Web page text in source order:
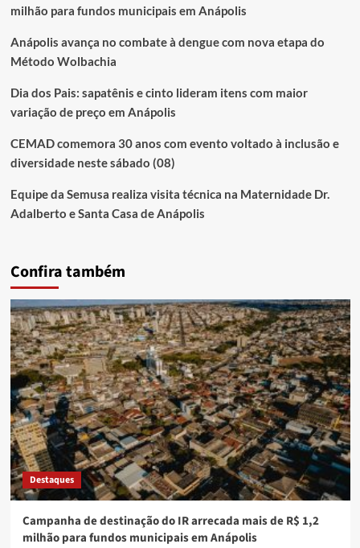
milhão para fundos municipais em Anápolis
Anápolis avança no combate à dengue com nova etapa do
Método Wolbachia
Dia dos Pais: sapatênis e cinto lideram itens com maior
variação de preço em Anápolis
CEMAD comemora 30 anos com evento voltado à inclusão e
diversidade neste sábado (08)
Equipe da Semusa realiza visita técnica na Maternidade Dr.
Adalberto e Santa Casa de Anápolis
Confira também
Destaques
Campanha de destinação do IR arrecada mais de R$ 1,2
milhão para fundos municipais em Anápolis